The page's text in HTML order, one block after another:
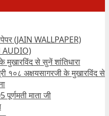
(JAIN WALLPAPER)
AUDIO)
मुखारविंद से सुनें शांतिधारा
१०८ अक्षयसागरजी के मुखारविंद से
पूर्णमती माता जी